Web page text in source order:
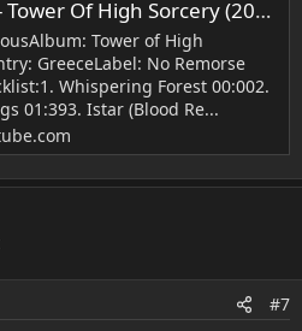
Of High Sorcery (2024)
Tower of High
GreeceLabel: No Remorse
Whispering Forest 00:002.
01:393. Istar (Blood Re...
#7